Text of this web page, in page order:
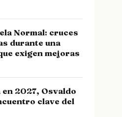
Normal: cruces
durante una
exigen mejoras
2027, Osvaldo
clave del